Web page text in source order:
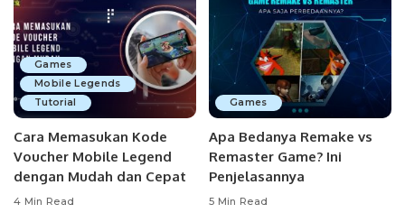
Games
Mobile Legends
Tutorial
Cara Memasukan Kode
Voucher Mobile Legend
dengan Mudah dan Cepat
4 Min Read
Games
Apa Bedanya Remake vs
Remaster Game? Ini
Penjelasannya
5 Min Read